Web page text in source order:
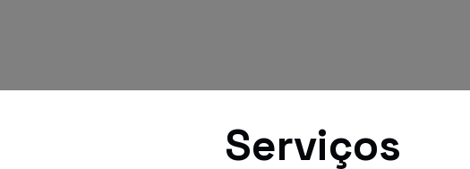
Serviços